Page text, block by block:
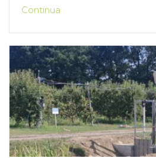
Continua